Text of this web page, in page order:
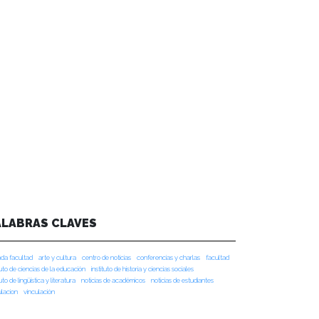
CLAVES
facultad arte y cultura centro de noticias conferencias y charlas
facultad
de ciencias de la educación
instituto de historia y ciencias sociales
de lingüística y literatura
noticias de académicos
noticias de estudiantes
vinculación